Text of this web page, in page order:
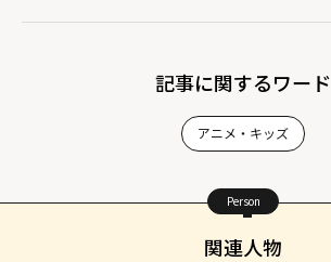
記事に関するワード
アニメ・キッズ
Person
関連人物